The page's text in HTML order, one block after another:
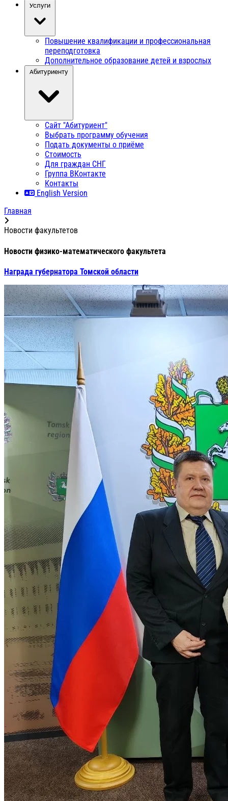
Услуги
Повышение квалификации и профессиональная
переподготовка
Дополнительное образование детей и взрослых
Абитуриенту
Сайт "Абитуриент"
Выбрать программу обучения
Подать документы о приёме
Стоимость
Для граждан СНГ
Группа ВКонтакте
Контакты
English Version
Главная
Новости факультетов
Новости физико-математического факультета
Награда губернатора Томской области